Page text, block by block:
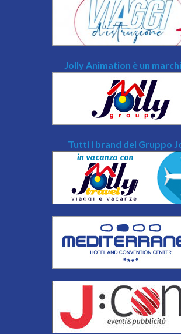
Jolly Animation è un
Tutti i brand del Gruppo